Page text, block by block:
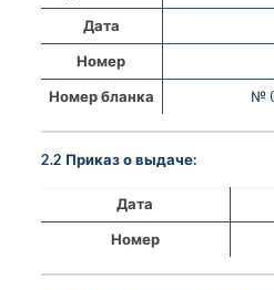
Дата
Номер
Номер бланка
№
2.2 Приказ о выдаче:
Дата
Номер